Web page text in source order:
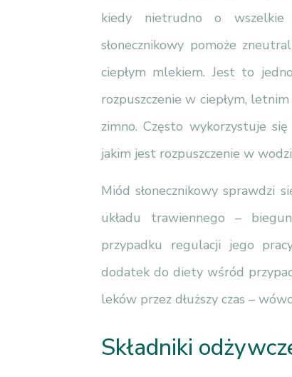
kiedy nietrudno o wszelkie
słonecznikowy pomoże
ciepłym mlekiem. Jest to
rozpuszczenie w ciepłym,
zimno. Często wykorzystuje
jakim jest rozpuszczenie w
Miód słonecznikowy sprawdzi
układu trawiennego –
przypadku regulacji jego
dodatek do diety wśród
leków przez dłuższy czas –
Składniki